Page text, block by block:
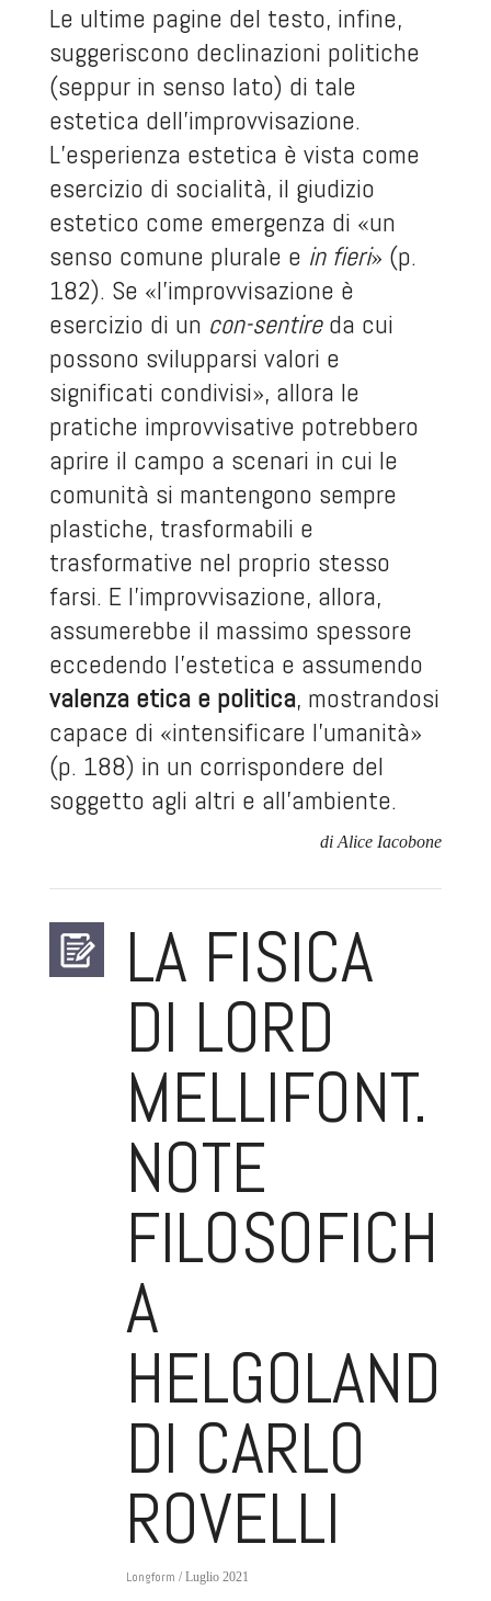
Le ultime pagine del testo, infine,
suggeriscono declinazioni politiche
(seppur in senso lato) di tale
estetica dell’improvvisazione.
L’esperienza estetica è vista come
esercizio di socialità, il giudizio
estetico come emergenza di «un
senso comune plurale e in fieri» (p.
182). Se «l’improvvisazione è
esercizio di un con-sentireda cui
possono svilupparsi valori e
significati condivisi», allora le
pratiche improvvisative potrebbero
aprire il campo a scenari in cui le
comunità si mantengono sempre
plastiche, trasformabili e
trasformative nel proprio stesso
farsi. E l’improvvisazione, allora,
assumerebbe il massimo spessore
eccedendo l’estetica e assumendo
valenza etica e politica, mostrandosi
capace di «intensificare l’umanità»
(p. 188) in un corrispondere del
soggetto agli altri e all’ambiente.
di Alice Iacobone
LA FISICA
DI LORD
MELLIFONT.
NOTE
FILOSOFICHE
A
HELGOLAND
DI CARLO
ROVELLI
Longform / Luglio 2021